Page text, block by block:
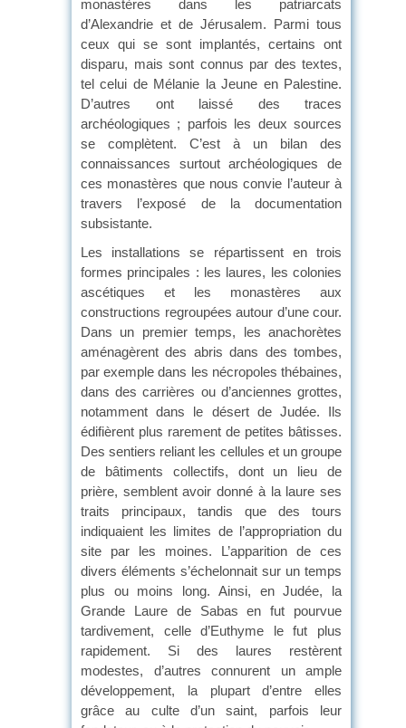
monastères dans les patriarcats
d’Alexandrie et de Jérusalem. Parmi tous
ceux qui se sont implantés, certains ont
disparu, mais sont connus par des textes,
tel celui de Mélanie la Jeune en Palestine.
D’autres ont laissé des traces
archéologiques ; parfois les deux sources
se complètent. C’est à un bilan des
connaissances surtout archéologiques de
ces monastères que nous convie l’auteur à
travers l’exposé de la documentation
subsistante.
Les installations se répartissent en trois
formes principales : les laures, les colonies
ascétiques et les monastères aux
constructions regroupées autour d’une cour.
Dans un premier temps, les anachorètes
aménagèrent des abris dans des tombes,
par exemple dans les nécropoles thébaines,
dans des carrières ou d’anciennes grottes,
notamment dans le désert de Judée. Ils
édifièrent plus rarement de petites bâtisses.
Des sentiers reliant les cellules et un groupe
de bâtiments collectifs, dont un lieu de
prière, semblent avoir donné à la laure ses
traits principaux, tandis que des tours
indiquaient les limites de l’appropriation du
site par les moines. L’apparition de ces
divers éléments s’échelonnait sur un temps
plus ou moins long. Ainsi, en Judée, la
Grande Laure de Sabas en fut pourvue
tardivement, celle d’Euthyme le fut plus
rapidement. Si des laures restèrent
modestes, d’autres connurent un ample
développement, la plupart d’entre elles
grâce au culte d’un saint, parfois leur